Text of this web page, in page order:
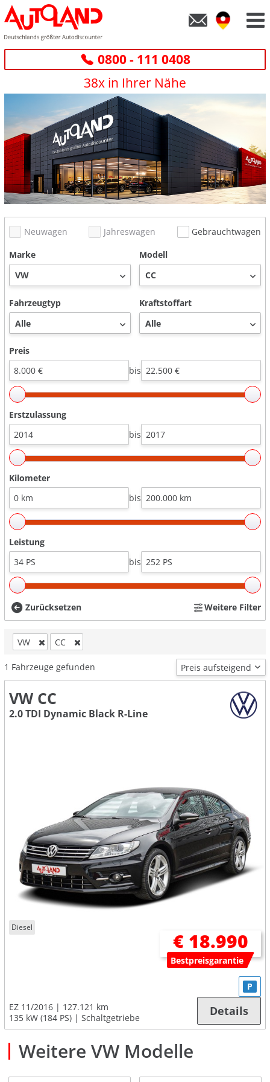
0800 - 111 0408
38x in Ihrer Nähe
Neuwagen Jahreswagen
Gebrauchtwagen
Marke
Modell
Fahrzeugtyp Kraftstoffart
Preis
bis
Erstzulassung
bis
Kilometer
bis
Leistung
bis
Zurücksetzen Weitere Filter
VW CC
1 Fahrzeuge gefunden
VW CC
2.0 TDI Dynamic Black R-Line
Diesel
€ 18.990
Bestpreisgarantie
EZ 11/2016
127.121 km
135 kW (184 PS)
Schaltgetriebe
P
Details
Weitere VW Modelle